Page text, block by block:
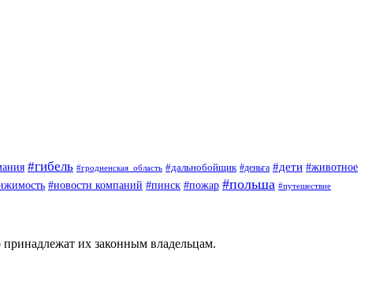
#гибель #гродненская_область #дальнобойщик #деньга #дети #животное
#новости компаний #пинск #пожар #польша #путешествие
их законным владельцам.